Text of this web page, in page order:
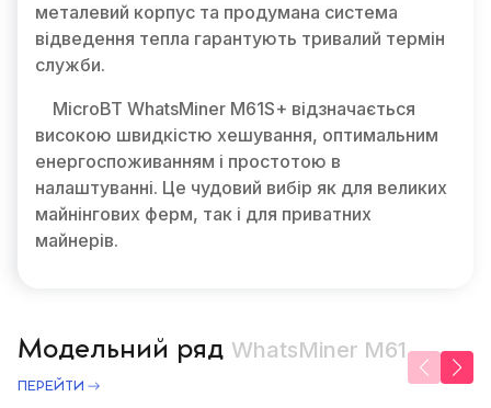
металевий корпус та продумана система
відведення тепла гарантують тривалий термін
служби.
MicroBT WhatsMiner M61S+ відзначається
високою швидкістю хешування, оптимальним
енергоспоживанням і простотою в
налаштуванні. Це чудовий вибір як для великих
майнінгових ферм, так і для приватних
майнерів.
Модельний ряд WhatsMiner M61
ПЕРЕЙТИ